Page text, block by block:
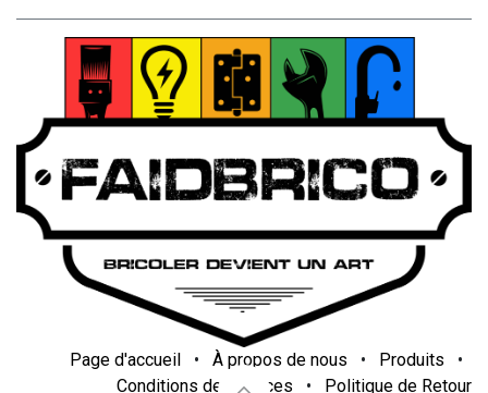
Page d'accueil • À propos de nous • Produits
•
Conditions de services
• Politique de Retour